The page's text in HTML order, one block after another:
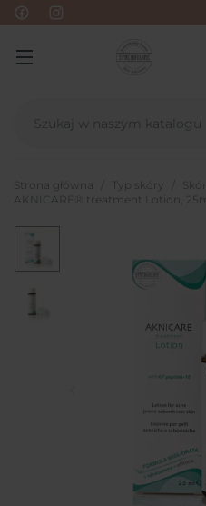
Strona główna Typ skóry
AKNICARE® treatment Lotion, 25ml